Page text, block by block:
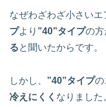
なぜわざわざ小さい
プより ”40”タイプの方
ると聞いたからです。
しかし、 ”40”タイプの
冷えにくく なりまし